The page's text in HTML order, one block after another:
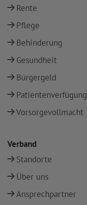
Rente
Pflege
Behinderung
Gesundheit
Bürgergeld
Patientenverfügung
Vorsorgevollmacht
Verband
Standorte
Über uns
Ansprechpartner